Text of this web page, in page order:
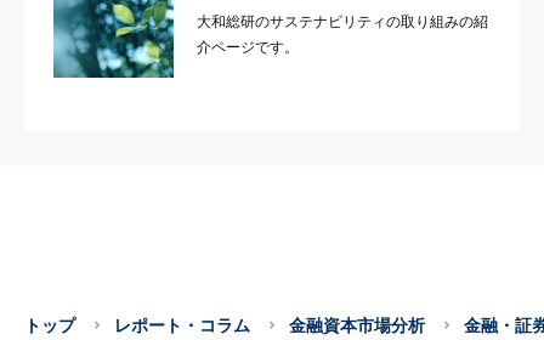
大和総研のサステナビリティの取り組みの紹
介ページです。
トップ レポート・コラム 金融資本市場分析 金融・証